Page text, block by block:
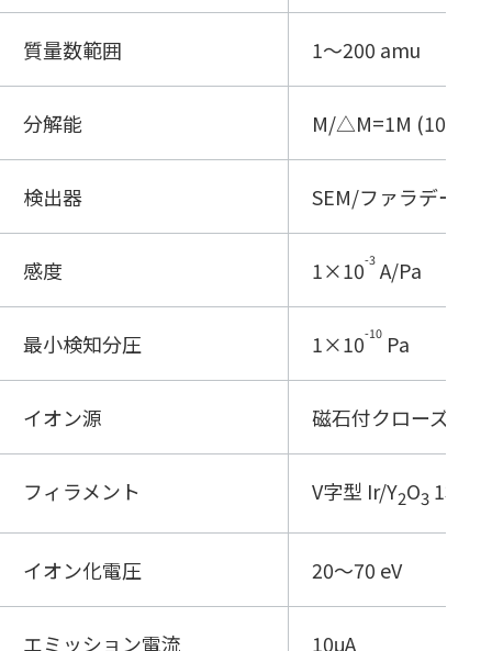
質量数範囲 1～200 amu
分解能 M/△M=1M
検出器 SEM/ファラデーカ
感度 1×10-3 A/Pa
最小検知分圧 1×10-10 Pa
イオン源 磁石付クローズド
フィラメント V字型 Ir/Y2O3 1本
イオン化電圧 20～70 eV
エミッション電流 10μA